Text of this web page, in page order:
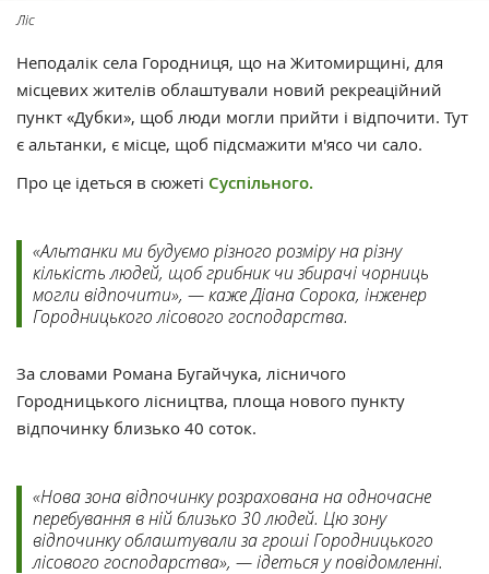
Ліс
Неподалік села Городниця, що на Житомирщині, для
місцевих жителів облаштували новий рекреаційний
пункт «Дубки», щоб люди могли прийти і відпочити. Тут
є альтанки, є місце, щоб підсмажити м'ясо чи сало.
Про це ідеться в сюжеті Суспільного.
«Альтанки ми будуємо різного розміру на різну
кількість людей, щоб грибник чи збирачі чорниць
могли відпочити», — каже Діана Сорока, інженер
Городницького лісового господарства.
За словами Романа Бугайчука, лісничого
Городницького лісництва, площа нового пункту
відпочинку близько 40 соток.
«Нова зона відпочинку розрахована на одночасне
перебування в ній близько 30 людей. Цю зону
відпочинку облаштували за гроші Городницького
лісового господарства», — ідеться у повідомленні.